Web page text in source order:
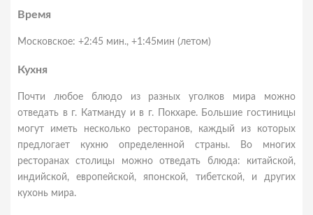
Время
Московское: +2:45 мин., +1:45мин (летом)
Кухня
Почти любое блюдо из разных уголков мира можно
отведать в г. Катманду и в г. Покхаре. Большие гостиницы
могут иметь несколько ресторанов, каждый из которых
предлогает кухню определенной страны. Во многих
ресторанах столицы можно отведать блюда: китайской,
индийской, европейской, японской, тибетской, и других
кухонь мира.